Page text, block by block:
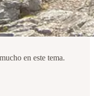
en este tema.